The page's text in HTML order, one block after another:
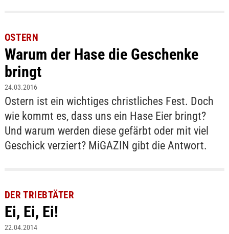
OSTERN
Warum der Hase die Geschenke
bringt
24.03.2016
Ostern ist ein wichtiges christliches Fest. Doch
wie kommt es, dass uns ein Hase Eier bringt?
Und warum werden diese gefärbt oder mit viel
Geschick verziert? MiGAZIN gibt die Antwort.
DER TRIEBTÄTER
Ei, Ei, Ei!
22.04.2014